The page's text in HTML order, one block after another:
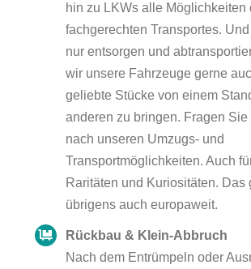
hin zu LKWs alle Möglichkeiten
fachgerechten Transportes.
nur entsorgen und
wir unsere Fahrzeuge gerne
geliebte Stücke von einem
anderen zu bringen. Fragen Sie
nach unseren Umzugs- und
Transportmöglichkeiten. Auch
Raritäten und Kuriositäten. Das
übrigens auch europaweit.
Rückbau & Klein-Abbruch
Nach dem Entrümpeln oder